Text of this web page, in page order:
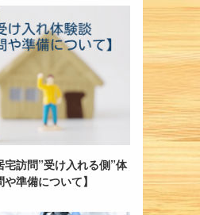
宅訪問”受け入れる側”体
準備について】